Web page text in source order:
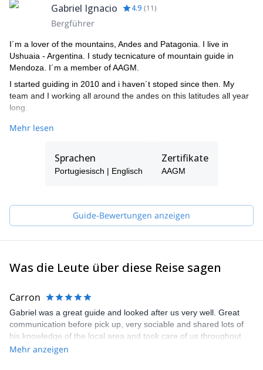
Gabriel Ignacio 4.9 (11)
Bergführer
I´m a lover of the mountains, Andes and Patagonia. I live in
Ushuaia - Argentina. I study tecnicature of mountain guide in
Mendoza. I´m a member of AAGM.
I started guiding in 2010 and i haven´t stoped since then. My
team and I working all around the andes on this latitudes all year
long.
Please get in touch with me if you wish to be guided dring one of
when you want to come, you will be guided by another expert of
Mehr lesen
Sprachen
Portugiesisch | Englisch
Zertifikate
AAGM
Guide-Bewertungen anzeigen
Was die Leute über diese Reise sagen
Carron
Gabriel was a great guide and looked after us very well. Great
communication before pick up, very sociable and shared lots of
his knowledge of the local area and took care of us throughout
the whole trek. Wouldn’t hesitate to book again if in the area.
Mehr anzeigen